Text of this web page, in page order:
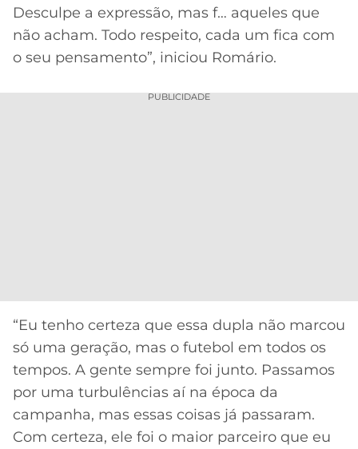
Desculpe a expressão, mas f… aqueles que
não acham. Todo respeito, cada um fica com
o seu pensamento”, iniciou Romário.
PUBLICIDADE
“Eu tenho certeza que essa dupla não marcou
só uma geração, mas o futebol em todos os
tempos. A gente sempre foi junto. Passamos
por uma turbulências aí na época da
campanha, mas essas coisas já passaram.
Com certeza, ele foi o maior parceiro que eu